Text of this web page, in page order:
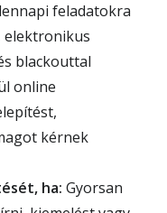
feladatokra
elektronikus
blackouttal
online
kérnek
ha: Gyorsan